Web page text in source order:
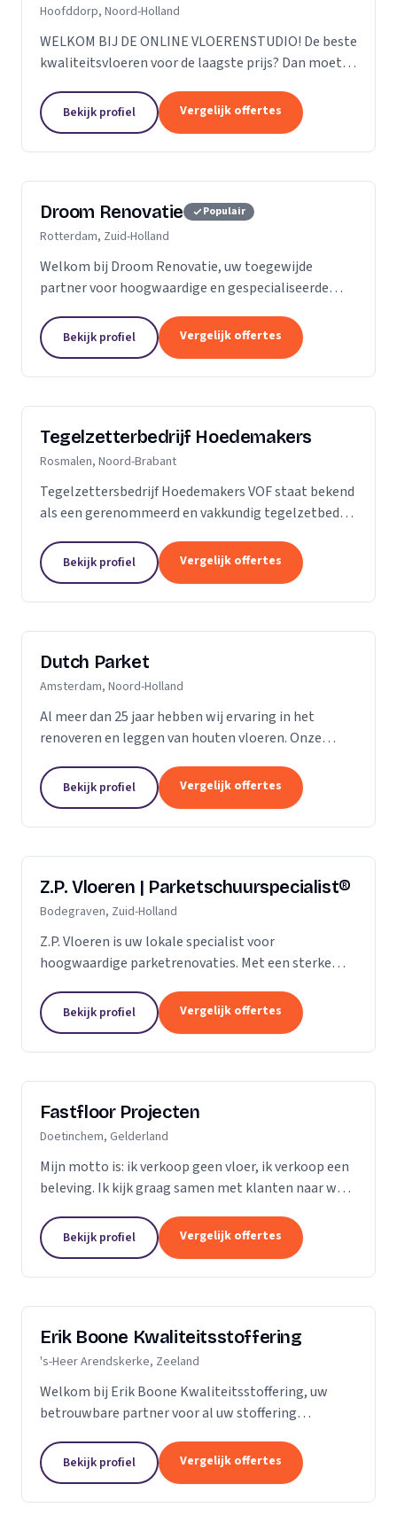
Hoofddorp, Noord-Holland
WELKOM BIJ DE ONLINE VLOERENSTUDIO! De beste
kwaliteitsvloeren voor de laagste prijs? Dan moet u
soorten parketvloeren en laminaat online
bestellen...
Bekijk profiel Vergelijk offertes
Droom Renovatie Populair
Rotterdam, Zuid-Holland
Welkom bij Droom Renovatie, uw toegewijde
partner voor hoogwaardige en gespecialiseerde
is dan slechts een plek; het is een weerspiegeling
van uw...
Bekijk profiel Vergelijk offertes
Tegelzetterbedrijf Hoedemakers
Rosmalen, Noord-Brabant
Tegelzettersbedrijf Hoedemakers VOF staat bekend
als een gerenommeerd en vakkundig tegelzetbedrijf
vloertegels en diverse soorten natuursteen. Grotere
of...
Bekijk profiel Vergelijk offertes
Dutch Parket
Amsterdam, Noord-Holland
Al meer dan 25 jaar hebben wij ervaring in het
renoveren en leggen van houten vloeren. Onze
jaren leveren. Of het gaat om een nieuwe vloer of
een...
Bekijk profiel Vergelijk offertes
Z.P. Vloeren | Parketschuurspecialist®
Bodegraven, Zuid-Holland
Z.P. Vloeren is uw lokale specialist voor
hoogwaardige parketrenovaties. Met een sterke
den Rijn en Gouda, bieden we onze diensten aan
zowel...
Bekijk profiel Vergelijk offertes
Fastfloor Projecten
Doetinchem, Gelderland
Mijn motto is: ik verkoop geen vloer, ik verkoop een
beleving. Ik kijk graag samen met klanten naar wat
luister. Niet de stalen of onze showroom,...
Bekijk profiel Vergelijk offertes
Erik Boone Kwaliteitsstoffering
's-Heer Arendskerke, Zeeland
Welkom bij Erik Boone Kwaliteitsstoffering, uw
betrouwbare partner voor al uw stoffering
gespecialiseerd in de stoffering van vloeren en alle
soorten...
Bekijk profiel Vergelijk offertes